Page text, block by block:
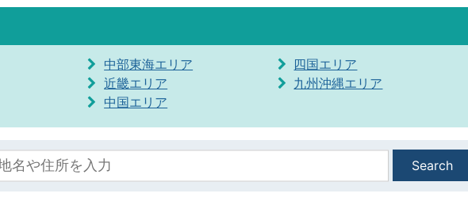
中部東海エリア
近畿エリア
中国エリア
四国エリア
九州沖縄エリア
Search